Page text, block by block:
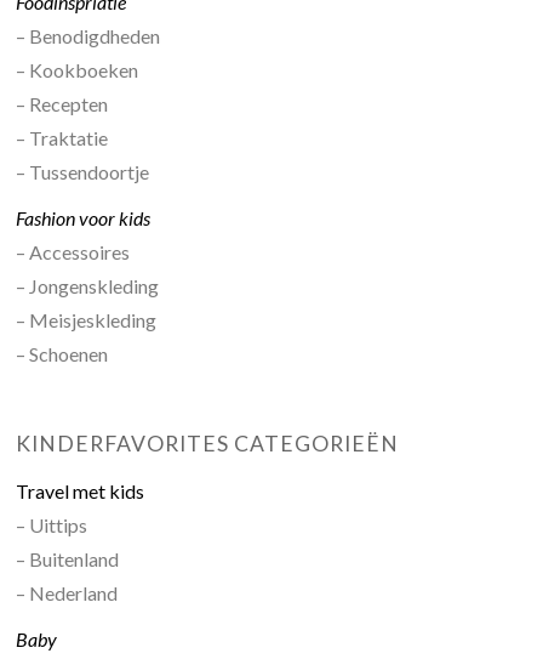
– Benodigdheden
– Kookboeken
– Recepten
– Traktatie
– Tussendoortje
Fashion voor kids
– Accessoires
– Jongenskleding
– Meisjeskleding
– Schoenen
KINDERFAVORITES CATEGORIEËN
Travel met kids
– Uittips
– Buitenland
– Nederland
Baby